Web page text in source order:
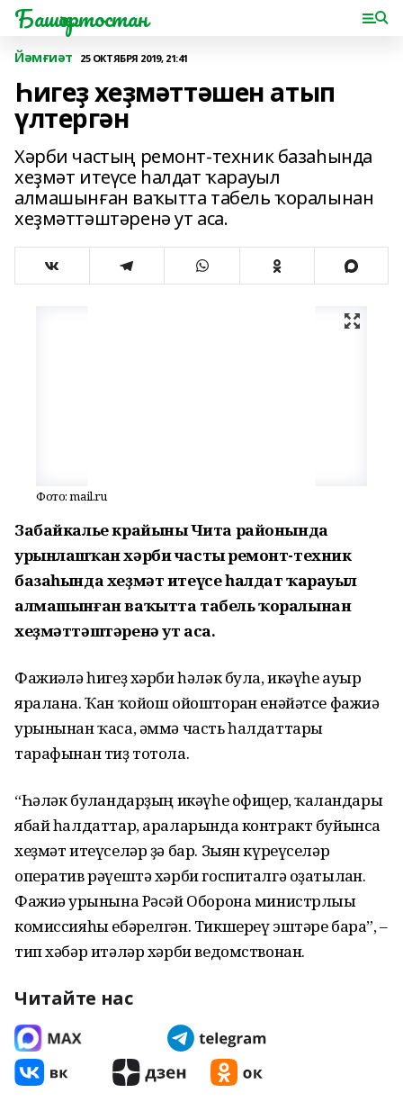
Башҡортостан
Йәмғиәт 25 ОКТЯБРЯ 2019, 21:41
Һигеҙ хеҙмәттәшен атып
үлтергән
Хәрби частың ремонт-техник базаһында
хеҙмәт итеүсе һалдат ҡарауыл
алмашынған ваҡытта табель ҡоралынан
хеҙмәттәштәренә ут аса.
Фото: mail.ru
Забайкалье крайының Чита районында
урынлашҡан хәрби частың ремонт-техник
базаһында хеҙмәт итеүсе һалдат ҡарауыл
алмашынған ваҡытта табель ҡоралынан
хеҙмәттәштәренә ут аса.
Фажиғәлә һигеҙ хәрби һәләк була, икәүһе ауыр
яралана. Ҡан ҡойош ойошторған енәйәтсе фажиғә
урынынан ҡаса, әммә часть һалдаттары
тарафынан тиҙ тотола.
“Һәләк булғандарҙың икәүһе офицер, ҡалғандары
ябай һалдаттар, араларында контракт буйынса
хеҙмәт итеүселәр ҙә бар. Зыян күреүселәр
оператив рәүештә хәрби госпиталгә оҙатылған.
Фажиғә урынына Рәсәй Оборона министрлығы
комиссияһы ебәрелгән. Тикшереү эштәре бара”, –
тип хәбәр итәләр хәрби ведомствонан.
Читайте нас